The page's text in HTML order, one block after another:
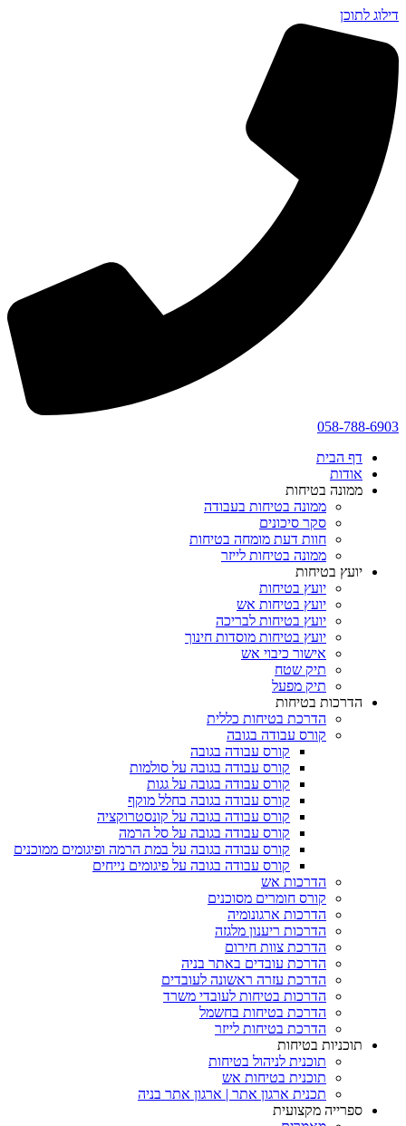
דילוג לתוכן
058-788-6903
דף הבית
אודות
ממונה בטיחות
ממונה בטיחות בעבודה
סקר סיכונים
חוות דעת מומחה בטיחות
ממונה בטיחות לייזר
יועץ בטיחות
יועץ בטיחות
יועץ בטיחות אש
יועץ בטיחות לבריכה
יועץ בטיחות מוסדות חינוך
אישור כיבוי אש
תיק שטח
תיק מפעל
הדרכות בטיחות
הדרכת בטיחות כללית
קורס עבודה בגובה
קורס עבודה בגובה
קורס עבודה בגובה על סולמות
קורס עבודה בגובה על גגות
קורס עבודה בגובה בחלל מוקף
קורס עבודה בגובה על קונסטרוקציה
קורס עבודה בגובה על סל הרמה
קורס עבודה בגובה על במת הרמה ופיגומים ממוכנים
קורס עבודה בגובה על פיגומים נייחים
הדרכות אש
קורס חומרים מסוכנים
הדרכות ארגונומיה
הדרכות ריענון מלגזה
הדרכת צוות חירום
הדרכת עובדים באתר בניה
הדרכת עזרה ראשונה לעובדים
הדרכות בטיחות לעובדי משרד
הדרכת בטיחות בחשמל
הדרכת בטיחות לייזר
תוכניות בטיחות
תוכנית לניהול בטיחות
תוכנית בטיחות אש
תכנית ארגון אתר | ארגון אתר בניה
ספרייה מקצועית